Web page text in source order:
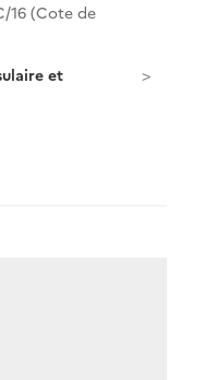
16 (Cote de
et